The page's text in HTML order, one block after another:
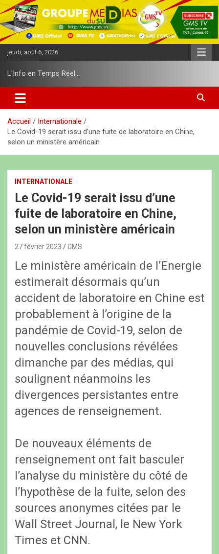
l
l
e
r
o
t
jeudi, août 6, 2026
L'Info en Temps Réel…
Accueil
Internationale
Le Covid-19 serait issu d’une fuite de laboratoire en Chine,
selon un ministère américain
INTERNATIONALE
Le Covid-19 serait issu d’une
fuite de laboratoire en Chine,
selon un ministère américain
27 février 2023 GMS
Le ministère américain de l’Energie
estimerait désormais qu’un
accident de laboratoire en Chine est
probablement à l’origine de la
pandémie de Covid-19, selon de
nouvelles conclusions révélées
dimanche par des médias, qui
soulignent néanmoins les
divergences persistantes entre
agences de renseignement.
De nouveaux éléments de
renseignement ont fait basculer
l’analyse du ministère du côté de
l’hypothèse de la fuite, selon des
sources anonymes citées par le
Wall Street Journal, le New York
Times et CNN.